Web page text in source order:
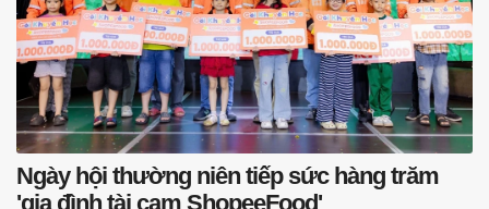
Ngày hội thường niên tiếp sức hàng trăm
'gia đình tài cam ShopeeFood'